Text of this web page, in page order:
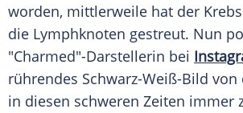
worden, mittlerweile hat der Krebs
die Lymphknoten gestreut. Nun
"Charmed"-Darstellerin bei
rührendes Schwarz-Weiß-Bild
in diesen schweren Zeiten immer